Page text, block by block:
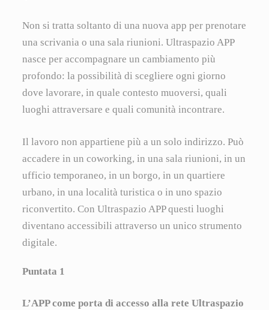
Non si tratta soltanto di una nuova app per prenotare
una scrivania o una sala riunioni. Ultraspazio APP
nasce per accompagnare un cambiamento più
profondo: la possibilità di scegliere ogni giorno
dove lavorare, in quale contesto muoversi, quali
luoghi attraversare e quali comunità incontrare.
Il lavoro non appartiene più a un solo indirizzo. Può
accadere in un coworking, in una sala riunioni, in un
ufficio temporaneo, in un borgo, in un quartiere
urbano, in una località turistica o in uno spazio
riconvertito. Con Ultraspazio APP questi luoghi
diventano accessibili attraverso un unico strumento
digitale.
Puntata 1
L’APP come porta di accesso alla rete Ultraspazio